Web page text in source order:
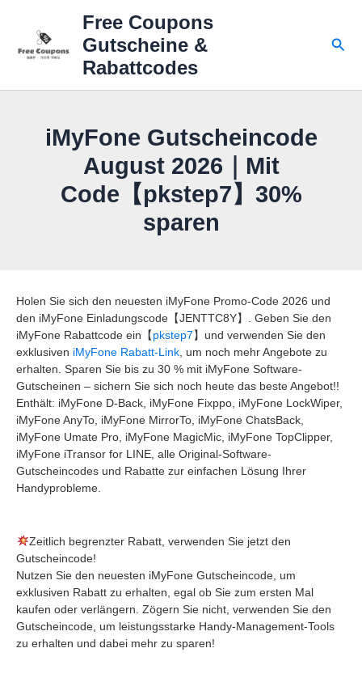
springen
Free Coupons
Gutscheine &
Rabattcodes
iMyFone Gutscheincode
August 2026｜Mit
Code【pkstep7】30%
sparen
Holen Sie sich den neuesten iMyFone Promo-Code 2026 und
den iMyFone Einladungscode【JENTTC8Y】. Geben Sie den
iMyFone Rabattcode ein【 pkstep7 】und verwenden Sie den
exklusiven iMyFone Rabatt-Link , um noch mehr Angebote zu
erhalten. Sparen Sie bis zu 30 % mit iMyFone Software-
Gutscheinen – sichern Sie sich noch heute das beste Angebot!!
Enthält: iMyFone D-Back, iMyFone Fixppo, iMyFone LockWiper,
iMyFone AnyTo, iMyFone MirrorTo, iMyFone ChatsBack,
iMyFone Umate Pro, iMyFone MagicMic, iMyFone TopClipper,
iMyFone iTransor for LINE, alle Original-Software-
Gutscheincodes und Rabatte zur einfachen Lösung Ihrer
Handyprobleme.
Zeitlich begrenzter Rabatt, verwenden Sie jetzt den
Gutscheincode!
Nutzen Sie den neuesten iMyFone Gutscheincode, um
exklusiven Rabatt zu erhalten, egal ob Sie zum ersten Mal
kaufen oder verlängern. Zögern Sie nicht, verwenden Sie den
Gutscheincode, um leistungsstarke Handy-Management-Tools
zu erhalten und dabei mehr zu sparen!